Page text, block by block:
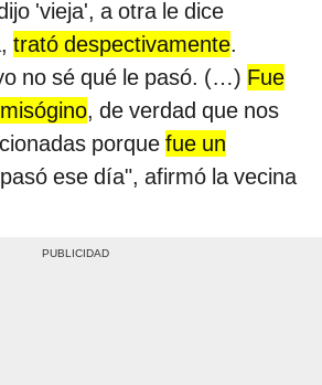
'vieja', a otra le dice
trató despectivamente.
no sé qué le pasó. (…) Fue
, de verdad que nos
porque fue un
ese día", afirmó la vecina